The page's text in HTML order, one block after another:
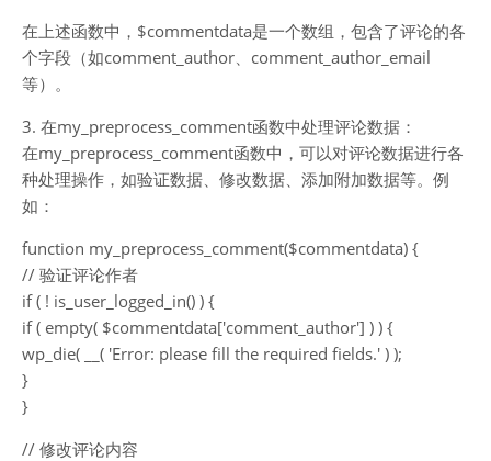
在上述函数中，$commentdata是一个数组，包含了评论的各
个字段（如comment_author、comment_author_email
等）。
3. 在my_preprocess_comment函数中处理评论数据：
在my_preprocess_comment函数中，可以对评论数据进行各
种处理操作，如验证数据、修改数据、添加附加数据等。例
如：
function my_preprocess_comment($commentdata) {
// 验证评论作者
if ( ! is_user_logged_in() ) {
if ( empty( $commentdata['comment_author'] ) ) {
wp_die( __( 'Error: please fill the required fields.' ) );
}
}
// 修改评论内容